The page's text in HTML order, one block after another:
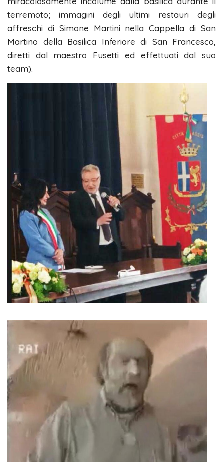
terremoto; immagini degli ultimi restauri degli
affreschi di Simone Martini nella Cappella di San
Martino della Basilica Inferiore di San Francesco,
diretti dal maestro Fusetti ed effettuati dal suo
team).